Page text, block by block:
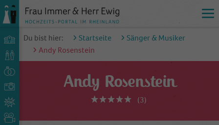
Du bist hier: Startseite
Sänger & Musiker
Andy Rosenstein
Andy Rosenstein
(3)